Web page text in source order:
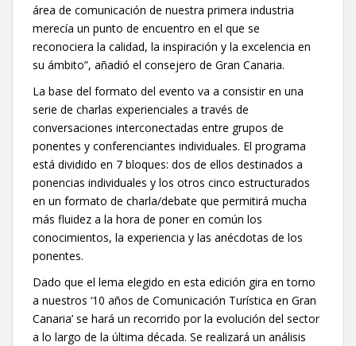
área de comunicación de nuestra primera industria
merecía un punto de encuentro en el que se
reconociera la calidad, la inspiración y la excelencia en
su ámbito”, añadió el consejero de Gran Canaria.
La base del formato del evento va a consistir en una
serie de charlas experienciales a través de
conversaciones interconectadas entre grupos de
ponentes y conferenciantes individuales. El programa
está dividido en 7 bloques: dos de ellos destinados a
ponencias individuales y los otros cinco estructurados
en un formato de charla/debate que permitirá mucha
más fluidez a la hora de poner en común los
conocimientos, la experiencia y las anécdotas de los
ponentes.
Dado que el lema elegido en esta edición gira en torno
a nuestros ‘10 años de Comunicación Turística en Gran
Canaria’ se hará un recorrido por la evolución del sector
a lo largo de la última década. Se realizará un análisis